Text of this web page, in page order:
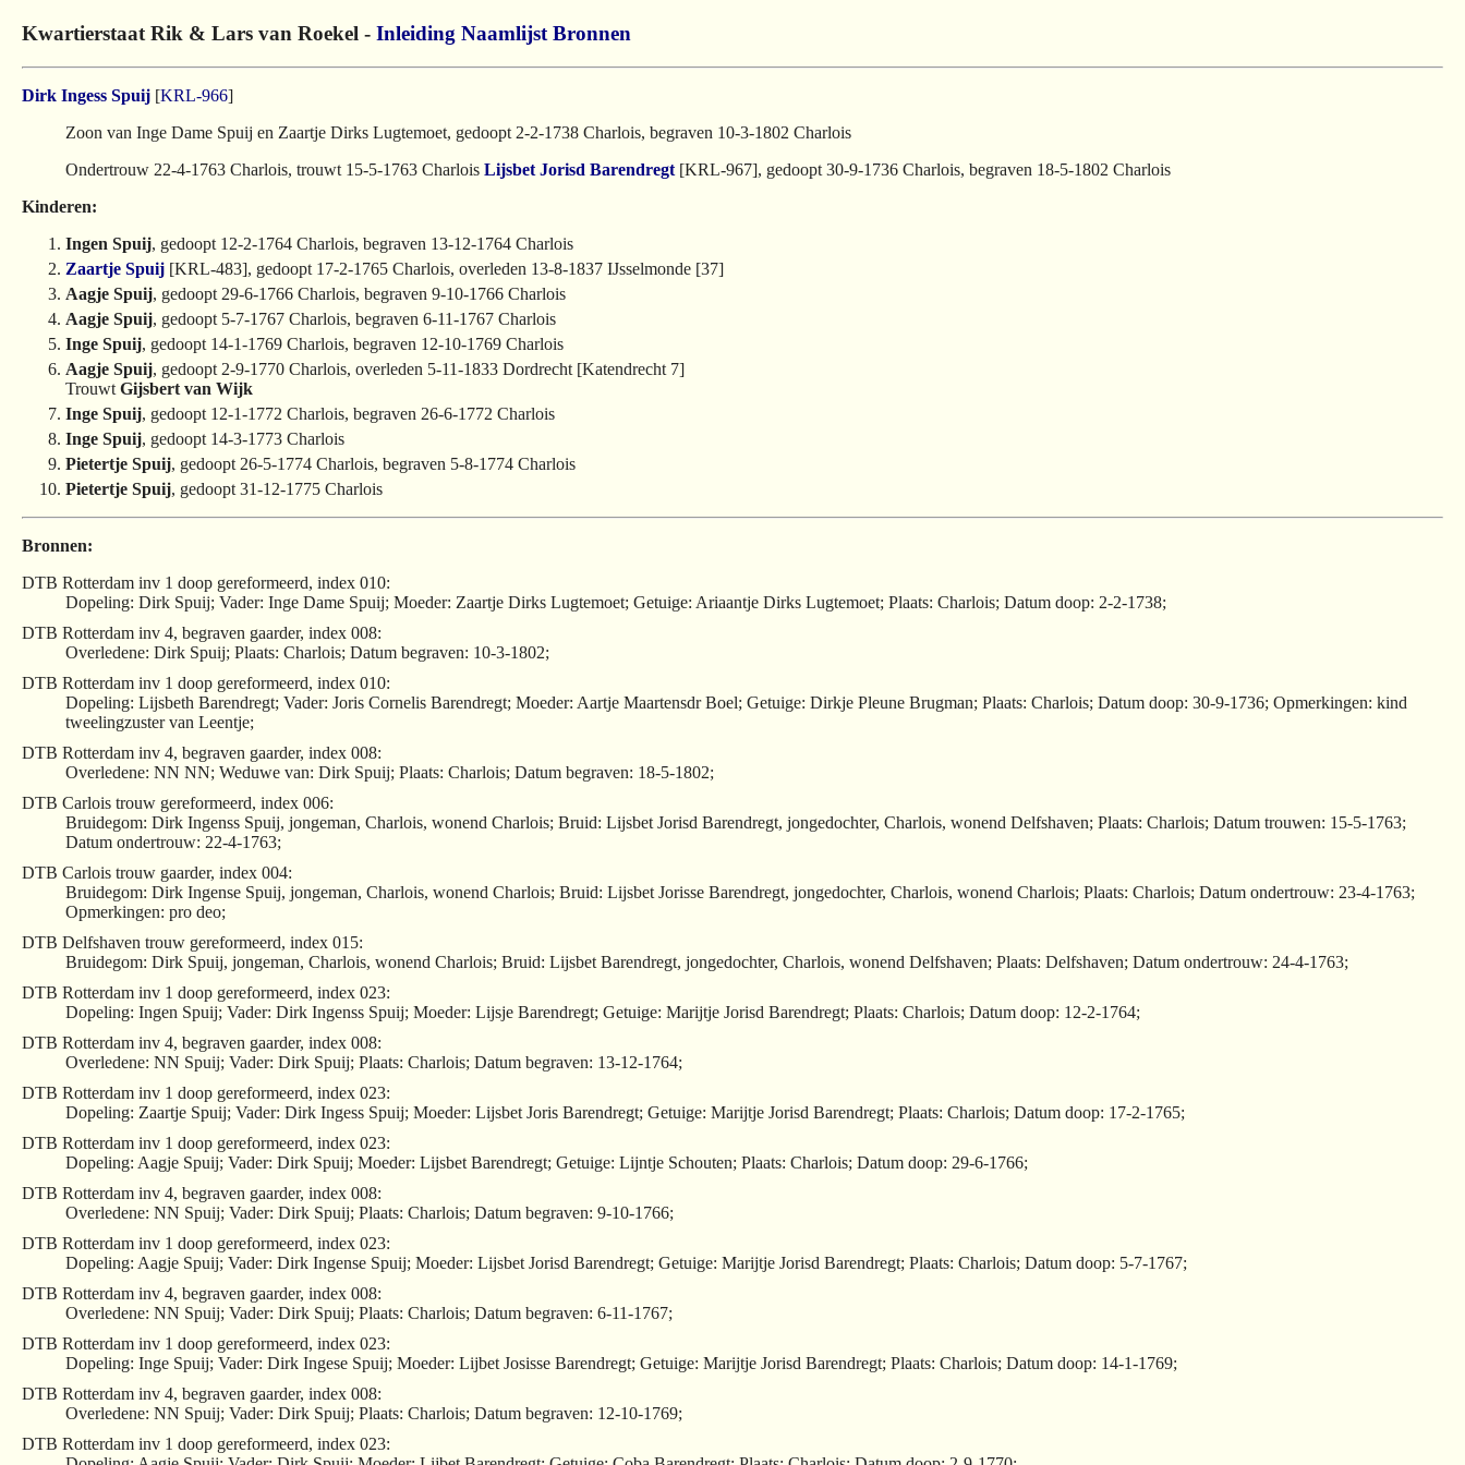
Kwartierstaat Rik & Lars van Roekel - Inleiding Naamlijst Bronnen
Dirk Ingess Spuij [KRL-966]
Zoon van Inge Dame Spuij en Zaartje Dirks Lugtemoet, gedoopt 2-2-1738 Charlois, begraven 10-3-1802 Charlois
Ondertrouw 22-4-1763 Charlois, trouwt 15-5-1763 Charlois Lijsbet Jorisd Barendregt [KRL-967], gedoopt 30-9-1736 Charlois, begraven 18-5-1802 Charlois
Kinderen:
Ingen Spuij, gedoopt 12-2-1764 Charlois, begraven 13-12-1764 Charlois
Zaartje Spuij [KRL-483], gedoopt 17-2-1765 Charlois, overleden 13-8-1837 IJsselmonde [37]
Aagje Spuij, gedoopt 29-6-1766 Charlois, begraven 9-10-1766 Charlois
Aagje Spuij, gedoopt 5-7-1767 Charlois, begraven 6-11-1767 Charlois
Inge Spuij, gedoopt 14-1-1769 Charlois, begraven 12-10-1769 Charlois
Aagje Spuij, gedoopt 2-9-1770 Charlois, overleden 5-11-1833 Dordrecht [Katendrecht 7]
Trouwt Gijsbert van Wijk
Inge Spuij, gedoopt 12-1-1772 Charlois, begraven 26-6-1772 Charlois
Inge Spuij, gedoopt 14-3-1773 Charlois
Pietertje Spuij, gedoopt 26-5-1774 Charlois, begraven 5-8-1774 Charlois
Pietertje Spuij, gedoopt 31-12-1775 Charlois
Bronnen:
DTB Rotterdam inv 1 doop gereformeerd, index 010:
Dopeling: Dirk Spuij; Vader: Inge Dame Spuij; Moeder: Zaartje Dirks Lugtemoet; Getuige: Ariaantje Dirks Lugtemoet; Plaats: Charlois; Datum doop: 2-2-1738;
DTB Rotterdam inv 4, begraven gaarder, index 008:
Overledene: Dirk Spuij; Plaats: Charlois; Datum begraven: 10-3-1802;
DTB Rotterdam inv 1 doop gereformeerd, index 010:
Dopeling: Lijsbeth Barendregt; Vader: Joris Cornelis Barendregt; Moeder: Aartje Maartensdr Boel; Getuige: Dirkje Pleune Brugman; Plaats: Charlois; Datum doop: 30-9-1736; Opmerkingen: kind
tweelingzuster van Leentje;
DTB Rotterdam inv 4, begraven gaarder, index 008:
Overledene: NN NN; Weduwe van: Dirk Spuij; Plaats: Charlois; Datum begraven: 18-5-1802;
DTB Carlois trouw gereformeerd, index 006:
Bruidegom: Dirk Ingenss Spuij, jongeman, Charlois, wonend Charlois; Bruid: Lijsbet Jorisd Barendregt, jongedochter, Charlois, wonend Delfshaven; Plaats: Charlois; Datum trouwen: 15-5-1763;
Datum ondertrouw: 22-4-1763;
DTB Carlois trouw gaarder, index 004:
Bruidegom: Dirk Ingense Spuij, jongeman, Charlois, wonend Charlois; Bruid: Lijsbet Jorisse Barendregt, jongedochter, Charlois, wonend Charlois; Plaats: Charlois; Datum ondertrouw: 23-4-1763;
Opmerkingen: pro deo;
DTB Delfshaven trouw gereformeerd, index 015:
Bruidegom: Dirk Spuij, jongeman, Charlois, wonend Charlois; Bruid: Lijsbet Barendregt, jongedochter, Charlois, wonend Delfshaven; Plaats: Delfshaven; Datum ondertrouw: 24-4-1763;
DTB Rotterdam inv 1 doop gereformeerd, index 023:
Dopeling: Ingen Spuij; Vader: Dirk Ingenss Spuij; Moeder: Lijsje Barendregt; Getuige: Marijtje Jorisd Barendregt; Plaats: Charlois; Datum doop: 12-2-1764;
DTB Rotterdam inv 4, begraven gaarder, index 008:
Overledene: NN Spuij; Vader: Dirk Spuij; Plaats: Charlois; Datum begraven: 13-12-1764;
DTB Rotterdam inv 1 doop gereformeerd, index 023:
Dopeling: Zaartje Spuij; Vader: Dirk Ingess Spuij; Moeder: Lijsbet Joris Barendregt; Getuige: Marijtje Jorisd Barendregt; Plaats: Charlois; Datum doop: 17-2-1765;
DTB Rotterdam inv 1 doop gereformeerd, index 023:
Dopeling: Aagje Spuij; Vader: Dirk Spuij; Moeder: Lijsbet Barendregt; Getuige: Lijntje Schouten; Plaats: Charlois; Datum doop: 29-6-1766;
DTB Rotterdam inv 4, begraven gaarder, index 008:
Overledene: NN Spuij; Vader: Dirk Spuij; Plaats: Charlois; Datum begraven: 9-10-1766;
DTB Rotterdam inv 1 doop gereformeerd, index 023:
Dopeling: Aagje Spuij; Vader: Dirk Ingense Spuij; Moeder: Lijsbet Jorisd Barendregt; Getuige: Marijtje Jorisd Barendregt; Plaats: Charlois; Datum doop: 5-7-1767;
DTB Rotterdam inv 4, begraven gaarder, index 008:
Overledene: NN Spuij; Vader: Dirk Spuij; Plaats: Charlois; Datum begraven: 6-11-1767;
DTB Rotterdam inv 1 doop gereformeerd, index 023:
Dopeling: Inge Spuij; Vader: Dirk Ingese Spuij; Moeder: Lijbet Josisse Barendregt; Getuige: Marijtje Jorisd Barendregt; Plaats: Charlois; Datum doop: 14-1-1769;
DTB Rotterdam inv 4, begraven gaarder, index 008:
Overledene: NN Spuij; Vader: Dirk Spuij; Plaats: Charlois; Datum begraven: 12-10-1769;
DTB Rotterdam inv 1 doop gereformeerd, index 023: